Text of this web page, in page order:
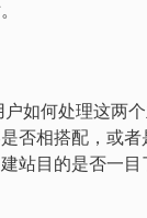
如何处理这两
否相搭配，或
站目的是否一目